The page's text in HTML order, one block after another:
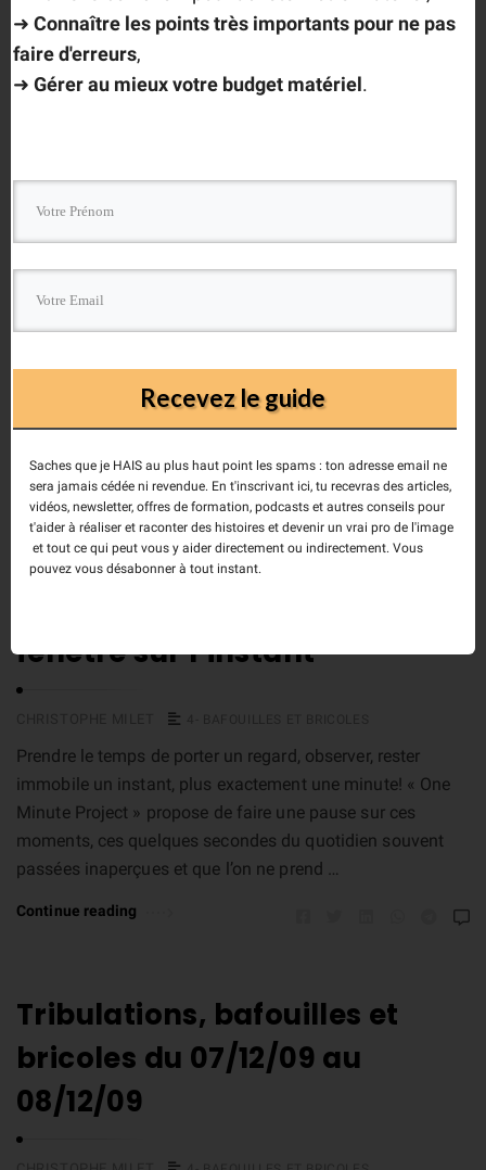
Laisser un commentaire
Comment as a guest.
Ce site utilise Akismet pour réduire les indésirables.
savoir plus sur la façon dont les données de vos
fenêtre sur l’instant
Prendre le temps de porter un regard, observer, rester
immobile un instant, plus exactement une minute! « One
Minute Project » propose de faire une pause sur ces
moments, ces quelques secondes du quotidien souvent
passées inaperçues et que l’on ne prend …
Continue reading
Tribulations, bafouilles et
bricoles du 07/12/09 au
08/12/09
➜ Connaître les points très importants pour ne pas
faire d'erreurs,
➜ Gérer au mieux votre budget matériel.
Recevez le guide
Saches que je HAIS au plus haut point les spams : ton adresse email ne
sera jamais cédée ni revendue. En t'inscrivant ici, tu recevras des articles,
vidéos, newsletter, offres de formation, podcasts et autres conseils pour
t'aider à réaliser et raconter des histoires et devenir un vrai pro de l'image
et tout ce qui peut vous y aider directement ou indirectement. Vous
pouvez vous désabonner à tout instant.